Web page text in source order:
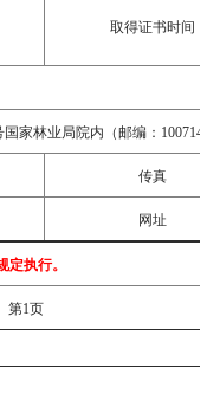
取得证书时间
家林业局院内（邮编：100714
传真
网址
执行。
第1页